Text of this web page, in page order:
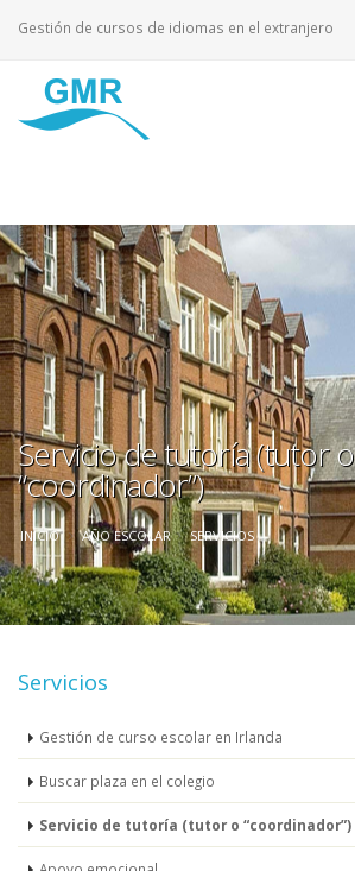
Gestión de cursos de idiomas en el extranjero
Servicio de tutoría (tutor o
“coordinador”)
INICIO AÑO ESCOLAR SERVICIOS
Servicios
Gestión de curso escolar en Irlanda
Buscar plaza en el colegio
Servicio de tutoría (tutor o “coordinador”)